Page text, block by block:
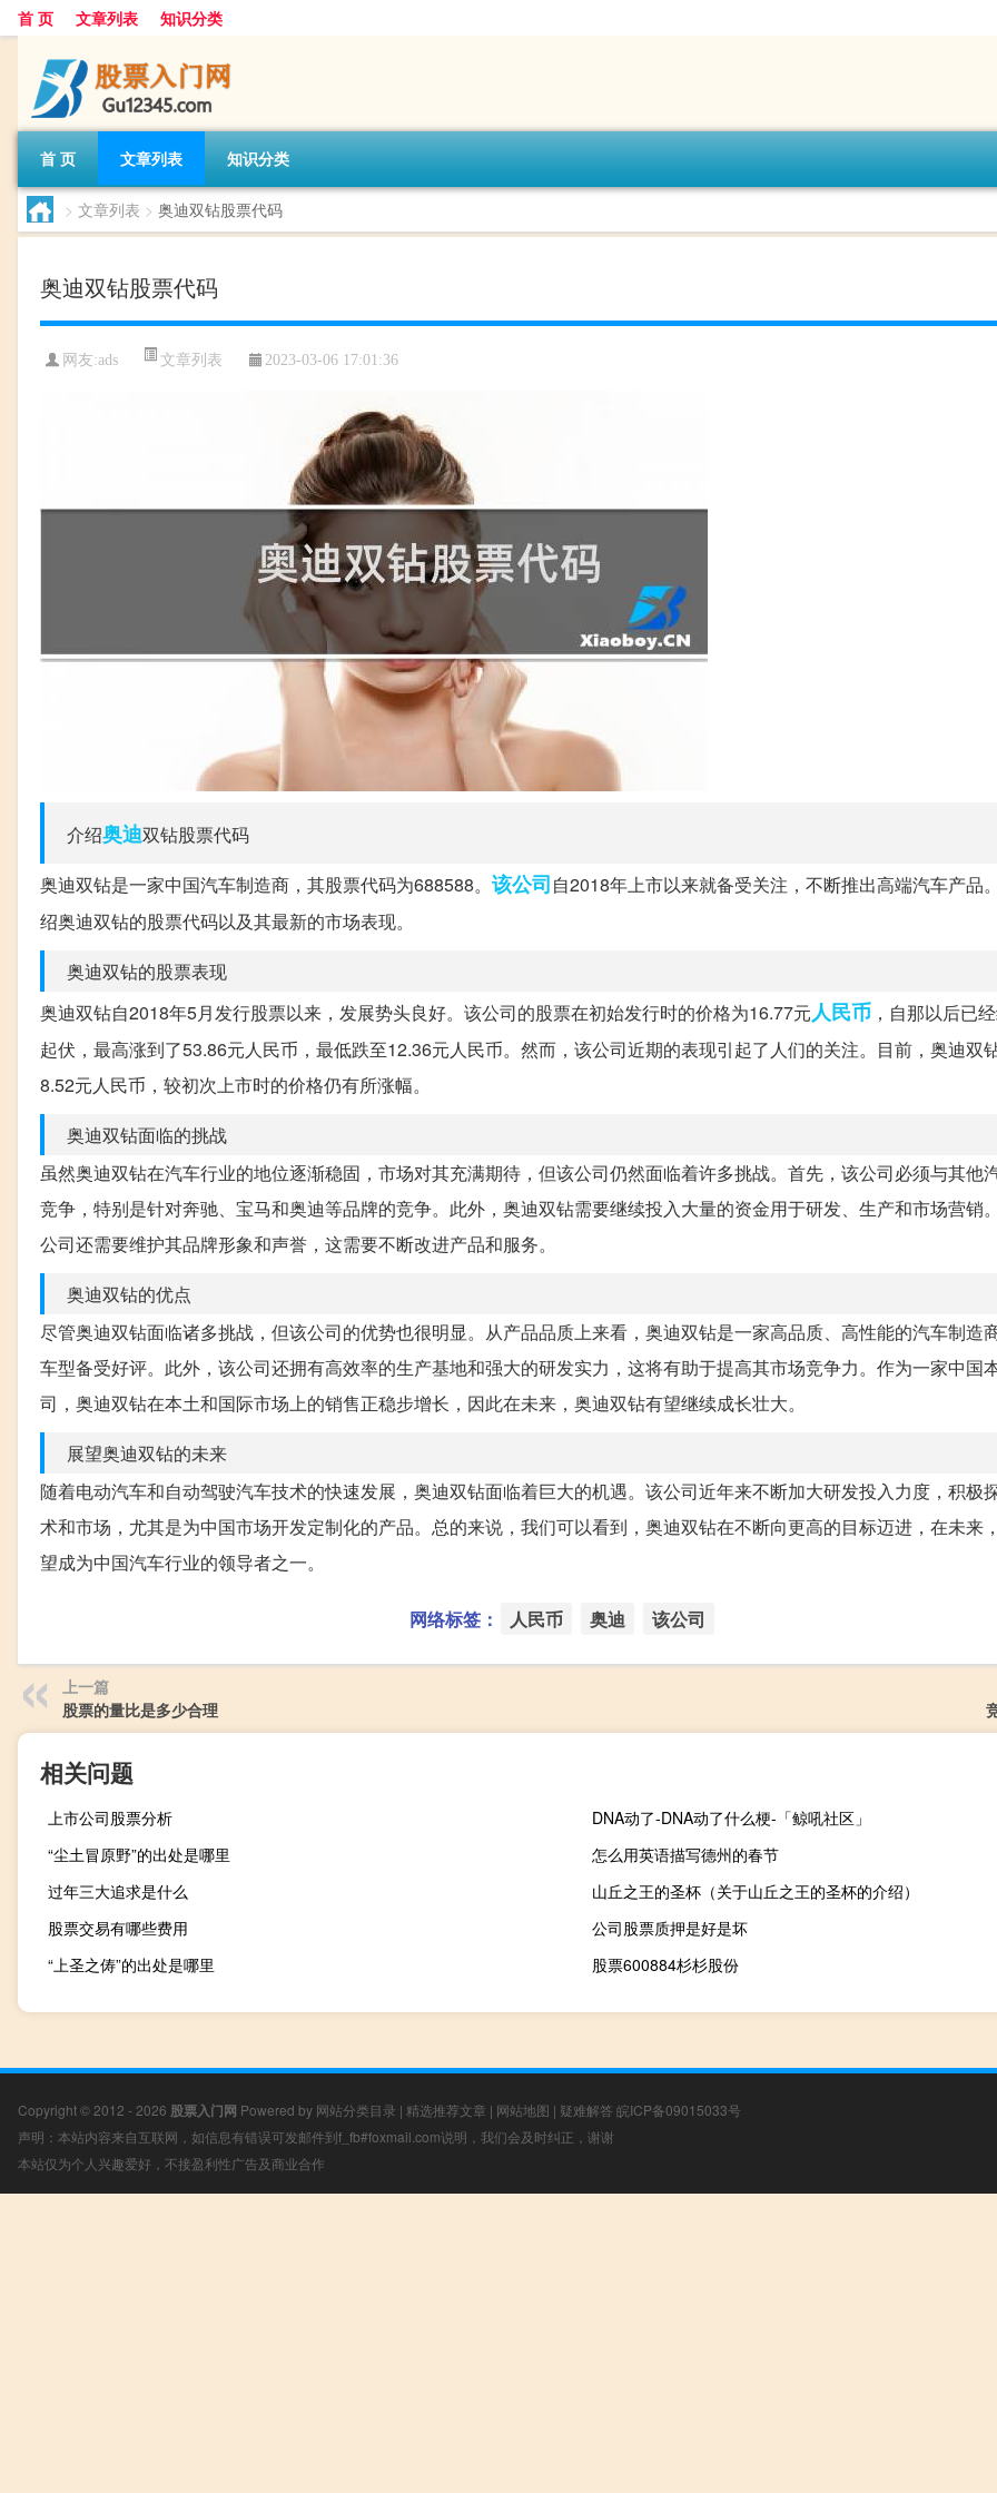
首 页 文章列表 知识分类
首 页 文章列表 知识分类
> 文章列表 > 奥迪双钻股票代码
奥迪双钻股票代码
网友:ads 文章列表 2023-03-06 17:01:36
介绍奥迪双钻股票代码
奥迪双钻是一家中国汽车制造商，其股票代码为688588。 该公司自2018年上市以来就备受关注，不断推出高端汽车产品
绍奥迪双钻的股票代码以及其最新的市场表现。
奥迪双钻的股票表现
奥迪双钻自2018年5月发行股票以来，发展势头良好。该公司的股票在初始发行时的价格为16.77元人民币 ，自那以后已
起伏，最高涨到了53.86元人民币，最低跌至12.36元人民币。然而，该公司近期的表现引起了人们的关注。目前，奥迪双
8.52元人民币，较初次上市时的价格仍有所涨幅。
奥迪双钻面临的挑战
虽然奥迪双钻在汽车行业的地位逐渐稳固，市场对其充满期待，但该公司仍然面临着许多挑战。首先，该公司必须与其他
竞争，特别是针对奔驰、宝马和奥迪等品牌的竞争。此外，奥迪双钻需要继续投入大量的资金用于研发、生产和市场营销
公司还需要维护其品牌形象和声誉，这需要不断改进产品和服务。
奥迪双钻的优点
尽管奥迪双钻面临诸多挑战，但该公司的优势也很明显。从产品品质上来看，奥迪双钻是一家高品质、高性能的汽车制造
车型备受好评。此外，该公司还拥有高效率的生产基地和强大的研发实力，这将有助于提高其市场竞争力。作为一家中国
司，奥迪双钻在本土和国际市场上的销售正稳步增长，因此在未来，奥迪双钻有望继续成长壮大。
展望奥迪双钻的未来
随着电动汽车和自动驾驶汽车技术的快速发展，奥迪双钻面临着巨大的机遇。该公司近年来不断加大研发投入力度，积极
术和市场，尤其是为中国市场开发定制化的产品。总的来说，我们可以看到，奥迪双钻在不断向更高的目标迈进，在未来
望成为中国汽车行业的领导者之一。
网络标签： 人民币 奥迪 该公司
上一篇
股票的量比是多少合理
相关问题
上市公司股票分析
DNA动了-DNA动了什么梗-「鲸吼社区」
“尘土冒原野”的出处是哪里
怎么用英语描写德州的春节
过年三大追求是什么
山丘之王的圣杯（关于山丘之王的圣杯的介绍）
股票交易有哪些费用
公司股票质押是好是坏
“上圣之俦”的出处是哪里
股票600884杉杉股份
Copyright © 2012 - 2026 股票入门网 Powered by 网站分类目录 | 精选推荐文章 | 网站地图 | 疑难解答 皖ICP备09015033号
声明：本站内容来自互联网，如信息有错误可发邮件到f_fb#foxmail.com说明，我们会及时纠正，谢谢
本站仅为个人兴趣爱好，不接盈利性广告及商业合作